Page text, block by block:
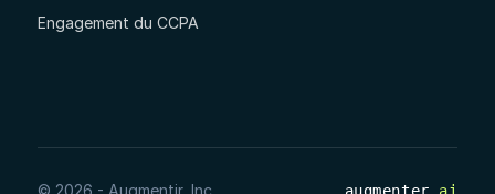
Engagement du CCPA
© 2026 - Augmentir, Inc.